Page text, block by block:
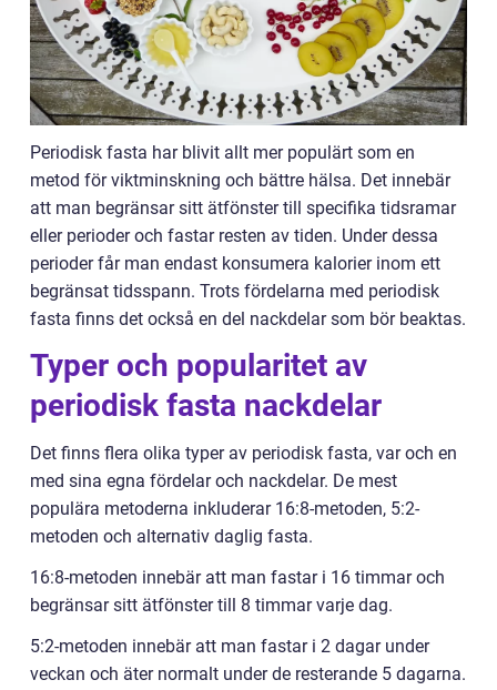
Periodisk fasta har blivit allt mer populärt som en
metod för viktminskning och bättre hälsa. Det innebär
att man begränsar sitt ätfönster till specifika tidsramar
eller perioder och fastar resten av tiden. Under dessa
perioder får man endast konsumera kalorier inom ett
begränsat tidsspann. Trots fördelarna med periodisk
fasta finns det också en del nackdelar som bör beaktas.
Typer och popularitet av
periodisk fasta nackdelar
Det finns flera olika typer av periodisk fasta, var och en
med sina egna fördelar och nackdelar. De mest
populära metoderna inkluderar 16:8-metoden, 5:2-
metoden och alternativ daglig fasta.
16:8-metoden innebär att man fastar i 16 timmar och
begränsar sitt ätfönster till 8 timmar varje dag.
5:2-metoden innebär att man fastar i 2 dagar under
veckan och äter normalt under de resterande 5 dagarna.